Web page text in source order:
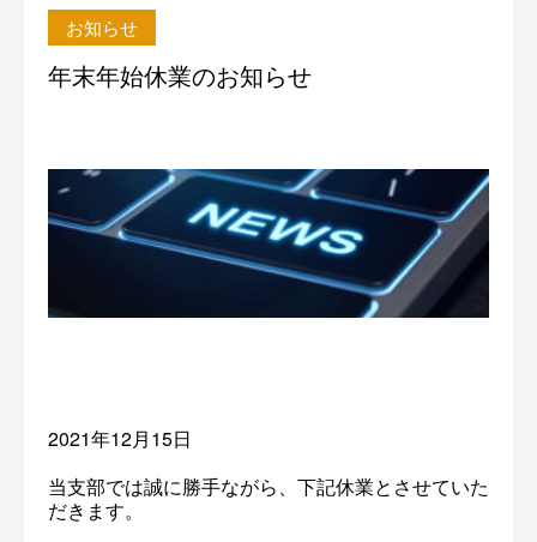
お知らせ
年末年始休業のお知らせ
2021年12月15日
当支部では誠に勝手ながら、下記休業とさせていた
だきます。